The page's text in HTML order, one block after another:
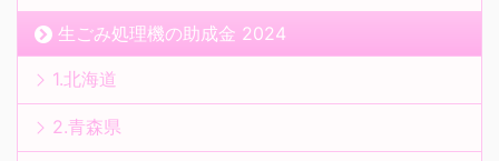
生ごみ処理機の助成金 2024
1.北海道
2.青森県